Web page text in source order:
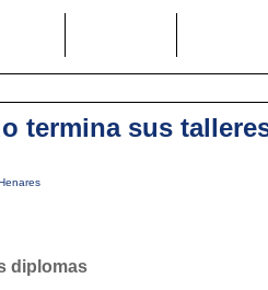
termina sus
diplomas